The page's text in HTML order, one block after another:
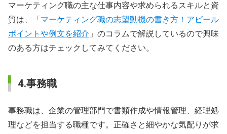
マーケティング職の主な仕事内容や求められるスキルと資
質は、「 マーケティング職の志望動機の書き方！アピール
ポイントや例文を紹介 」のコラムで解説しているので興味
のある方はチェックしてみてください。
4.事務職
事務職は、企業の管理部門で書類作成や情報管理、経理処
理などを担当する職種です。正確さと細やかな気配りが求